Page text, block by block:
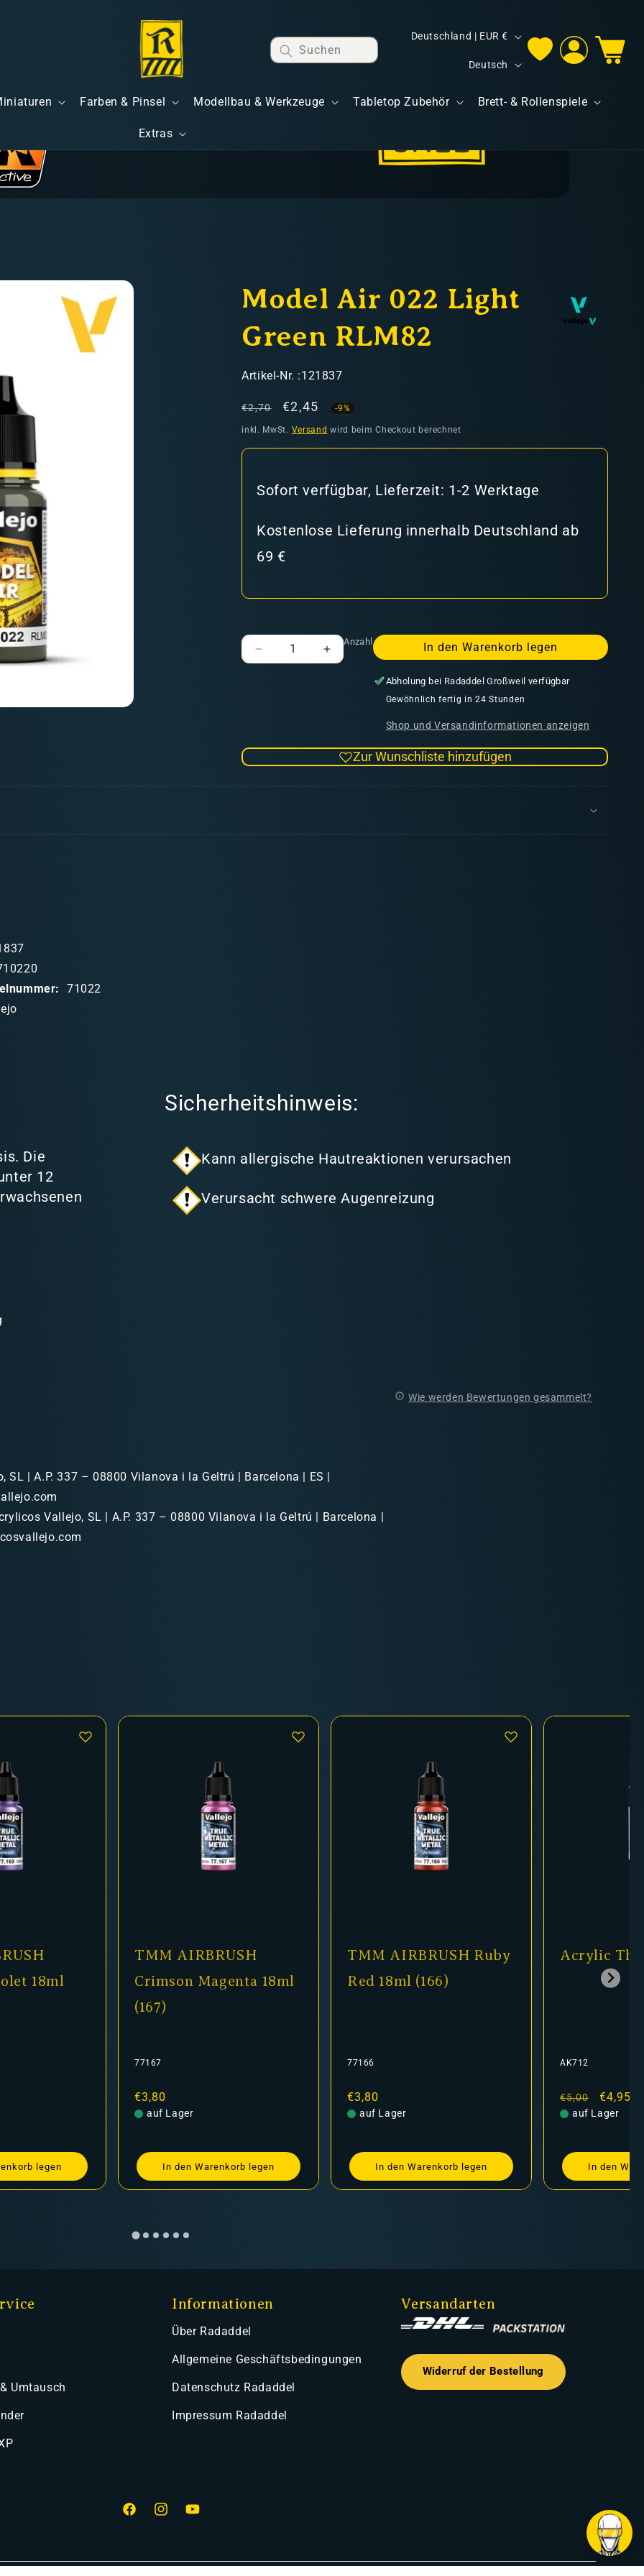
Farben & Pinsel Modellbau & Werkzeuge Tabletop Zubehör Brett- & Rollenspiele
Extras
Suchen
L
d
e
Deutschland | EUR €
r
c
Deutsch
EinloggenWarenkorb
Model Air 022 Light
Green RLM82
SKU:
Artikel-Nr. :121837
Normaler
Preis
€2,70 Verkaufspreis
€2,45 -9%
inkl. MwSt. Versand wird beim Checkout berechnet
Sofort verfügbar, Lieferzeit: 1-2 Werktage
Kostenlose Lieferung innerhalb Deutschland ab
69 €
In den Warenkorb legen
Abholung bei Radaddel Großweil verfügbar
Gewöhnlich fertig in 24 Stunden
Shop und Versandinformationen anzeigen
Anzahl
Verringere
022
Erhöhe
022
LightZur Wunschliste hinzufügen
71022
Sicherheitshinweis:
Die
12
Kann allergische Hautreaktionen verursachen
Verursacht schwere Augenreizung
Wie werden Bewertungen gesammelt?
SL | A.P. 337 – 08800 Vilanova i la Geltrú | Barcelona | ES |
Vallejo, SL | A.P. 337 – 08800 Vilanova i la Geltrú | Barcelona |
18ml
legen
TMM AIRBRUSH
Crimson Magenta 18ml
(167)
77167
Normaler
Preis
€3,80
auf Lager
In den Warenkorb legen
TMM AIRBRUSH Ruby
Red 18ml (166)
77166
Normaler
Preis
€3,80
auf Lager
In den Warenkorb legen
Acrylic
AK712
Normaler
Preis
€5,00 €4,95
auf Lager
In den
Umtausch
Informationen
Über Radaddel
Allgemeine Geschäftsbedingungen
Datenschutz Radaddel
Impressum Radaddel
Versandarten
Widerruf der Bestellung
FacebookInstagramYouTube
in den Versandkosten